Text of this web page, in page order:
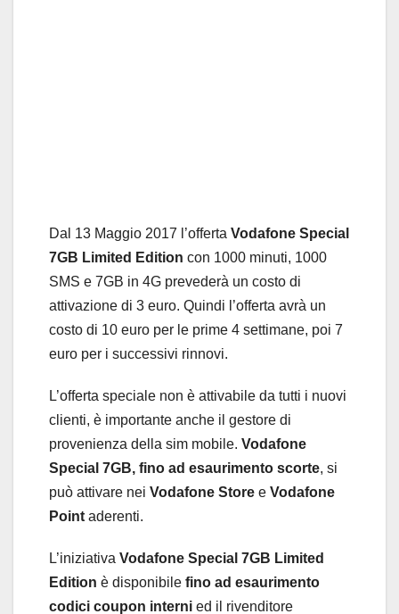
Dal 13 Maggio 2017 l’offerta Vodafone Special
7GB Limited Edition con 1000 minuti, 1000
SMS e 7GB in 4G prevederà un costo di
attivazione di 3 euro. Quindi l’offerta avrà un
costo di 10 euro per le prime 4 settimane, poi 7
euro per i successivi rinnovi.
L’offerta speciale non è attivabile da tutti i nuovi
clienti, è importante anche il gestore di
provenienza della sim mobile. Vodafone
Special 7GB, fino ad esaurimento scorte, si
può attivare nei Vodafone Store e Vodafone
Point aderenti.
L’iniziativa Vodafone Special 7GB Limited
Edition è disponibile fino ad esaurimento
codici coupon interni ed il rivenditore